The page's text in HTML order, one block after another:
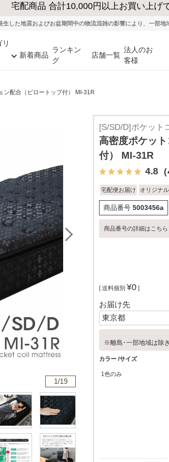
大型家具の送料・設置無料（※当社
中の物流混雑の影響により、一部地域ではお荷物のお届け
新着商品
ランキン
グ
店舗一覧
法人のお
客様
ン配合（ピロートップ付） MI-31R
1/19
[S/SD/D]ポケット
高密度ポケッ
付） MI-31R
4.8
宅配便お届け オリジナル
商品番号 5003456a
商品番号の詳細はこちら
送料個別 ¥0
お届け先
※離島･一部地域は除き
カラー サイズ
1色のみ